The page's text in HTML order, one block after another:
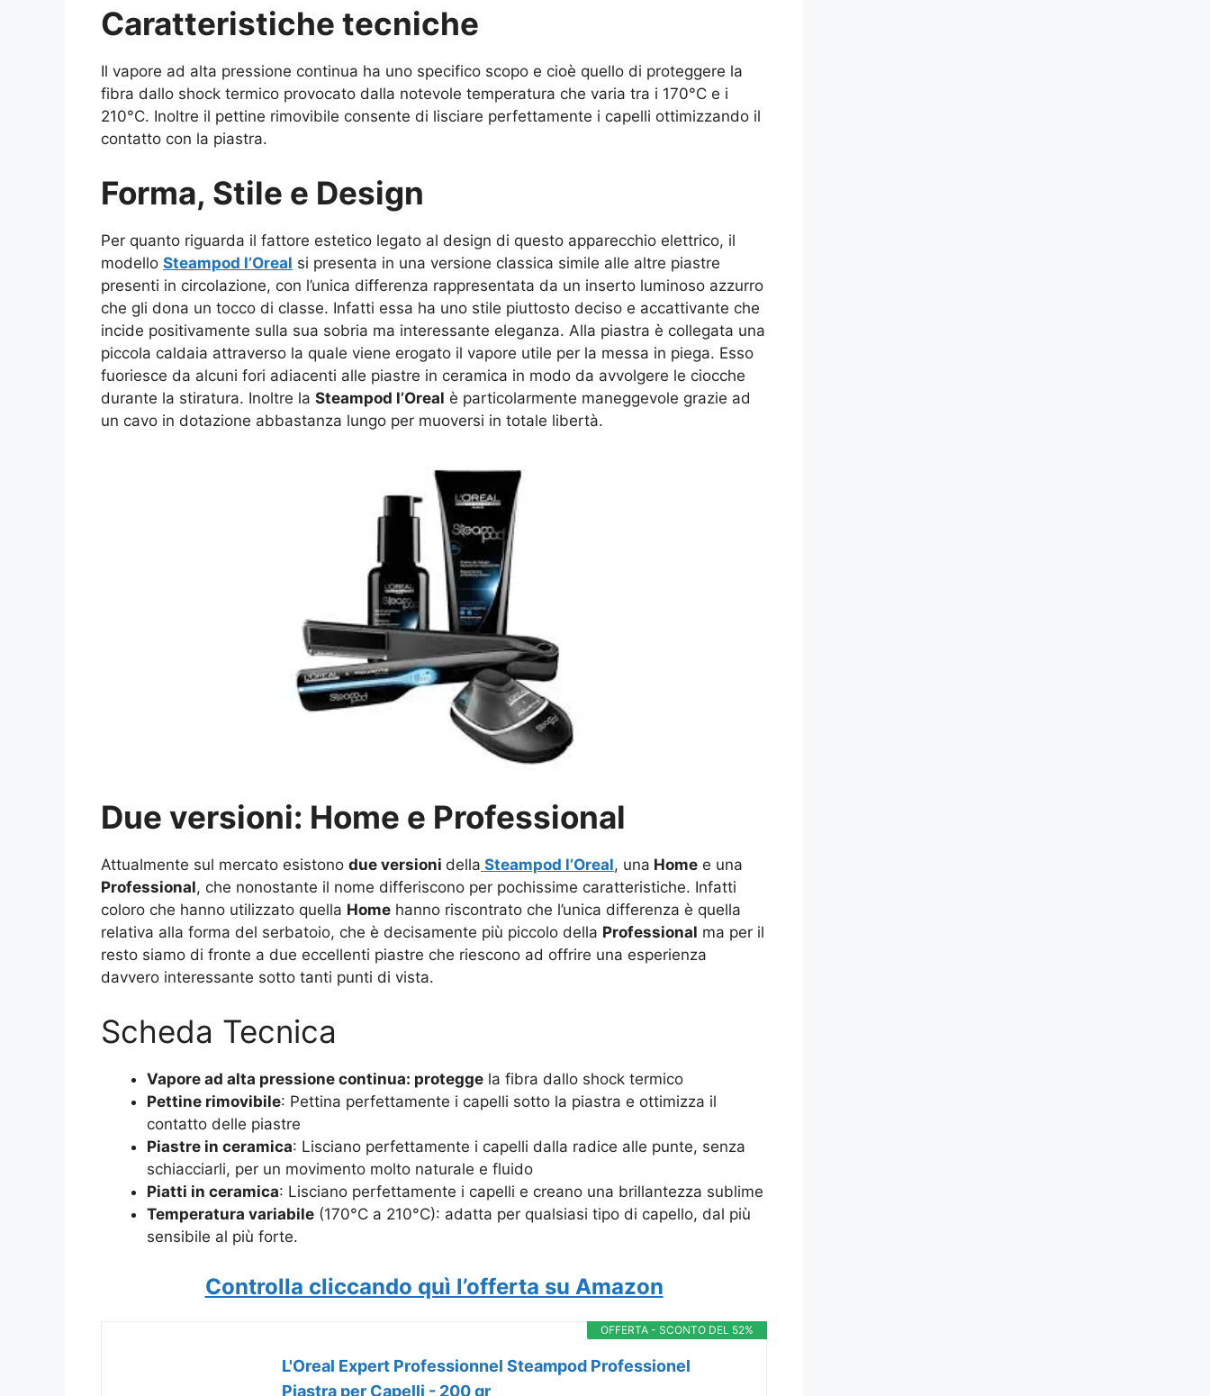
Caratteristiche tecniche
Il vapore ad alta pressione continua ha uno specifico scopo e cioè quello di proteggere la
fibra dallo shock termico provocato dalla notevole temperatura che varia tra i 170°C e i
210°C. Inoltre il pettine rimovibile consente di lisciare perfettamente i capelli ottimizzando il
contatto con la piastra.
Forma, Stile e Design
Per quanto riguarda il fattore estetico legato al design di questo apparecchio elettrico, il
modello Steampod l’Oreal si presenta in una versione classica simile alle altre piastre
presenti in circolazione, con l’unica differenza rappresentata da un inserto luminoso azzurro
che gli dona un tocco di classe. Infatti essa ha uno stile piuttosto deciso e accattivante che
incide positivamente sulla sua sobria ma interessante eleganza. Alla piastra è collegata una
piccola caldaia attraverso la quale viene erogato il vapore utile per la messa in piega. Esso
fuoriesce da alcuni fori adiacenti alle piastre in ceramica in modo da avvolgere le ciocche
durante la stiratura. Inoltre la Steampod l’Oreal è particolarmente maneggevole grazie ad
un cavo in dotazione abbastanza lungo per muoversi in totale libertà.
Due versioni: Home e Professional
Attualmente sul mercato esistono due versioni della Steampod l’Oreal, una Home e una
Professional, che nonostante il nome differiscono per pochissime caratteristiche. Infatti
coloro che hanno utilizzato quella Home hanno riscontrato che l’unica differenza è quella
relativa alla forma del serbatoio, che è decisamente più piccolo della Professional ma per il
resto siamo di fronte a due eccellenti piastre che riescono ad offrire una esperienza
davvero interessante sotto tanti punti di vista.
Scheda Tecnica
Vapore ad alta pressione continua: protegge la fibra dallo shock termico
Pettine rimovibile: Pettina perfettamente i capelli sotto la piastra e ottimizza il
contatto delle piastre
Piastre in ceramica: Lisciano perfettamente i capelli dalla radice alle punte, senza
schiacciarli, per un movimento molto naturale e fluido
Piatti in ceramica: Lisciano perfettamente i capelli e creano una brillantezza sublime
Temperatura variabile (170°C a 210°C): adatta per qualsiasi tipo di capello, dal più
sensibile al più forte.
Controlla cliccando quì l’offerta su Amazon
OFFERTA - SCONTO DEL 52%
L'Oreal Expert Professionnel Steampod Professionel
Piastra per Capelli - 200 gr